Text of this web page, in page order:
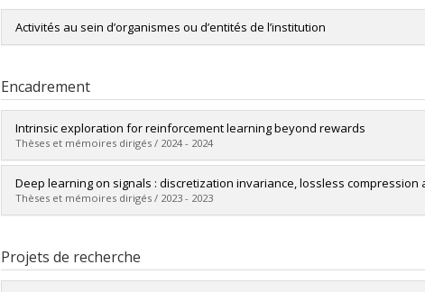
Activités au sein d’organismes ou d’entités de l’institution
Encadrement
Intrinsic exploration for reinforcement learning beyond rewards
Thèses et mémoires dirigés / 2024 - 2024
Diplômé(e) :Creus-Castanyer, Roger
Cycle : Maîtrise
Diplôme obtenu :M. Sc.
Deep learning on signals : discretization invariance, lossless
Thèses et mémoires dirigés / 2023 - 2023
Cycle : Maîtrise
Diplôme obtenu :M. Sc.
Lien vers le document dans Papyrus
Projets de recherche